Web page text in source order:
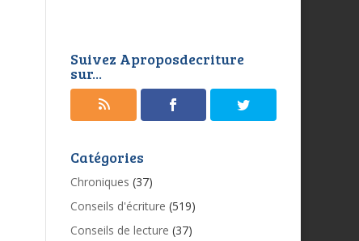
Suivez Aproposdecriture
sur...
Catégories
Chroniques (37)
Conseils d'écriture (519)
Conseils de lecture (37)